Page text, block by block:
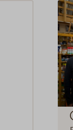
über
leise und
der
oder bei
Ventilator unter